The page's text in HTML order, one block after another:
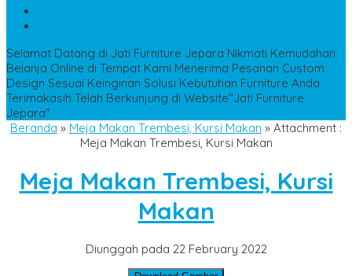
Selamat Datang di Jati Furniture Jepara Nikmati Kemudahan
Belanja Online di Tempat Kami Menerima Pesanan Custom
Design Sesuai Keinginan Solusi Kebutuhan Furniture Anda
Terimakasih Telah Berkunjung di Website"Jati Furniture
Jepara"
Beranda » Meja Makan Trembesi, Kursi Makan » Attachment :
Meja Makan Trembesi, Kursi Makan
Meja Makan Trembesi, Kursi
Makan
Diunggah pada 22 February 2022